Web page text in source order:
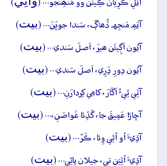
آيَلِ ڪَرِيان ڪِيئَن وو مُنھِنجو… ( )
آيَمِ مَنجِهہ ڏُھاڳَ، سَندا جوڀَنَ… (بيت)
آيُون اَڳِيئَن ھيرَ، اَصلَ سَندي… (بيت)
آيُون ڍورِ ڍَرِي، اَصلَ سَندي… (بيت)
آٽِي ٿِيءُ اَڱارَ، کامِي کِردارَنِ… (بيت)
آڇاڙا عَمِيقَ جا، گَڏِئا غَواصَنِ،… (بيت)
آڌِيءَ اُو اُٿِي وِئا، ڪَرُ… (بيت)
آڌِيءَ اُٿِيَنِ تي، جيلان پاڻِي… (بيت)